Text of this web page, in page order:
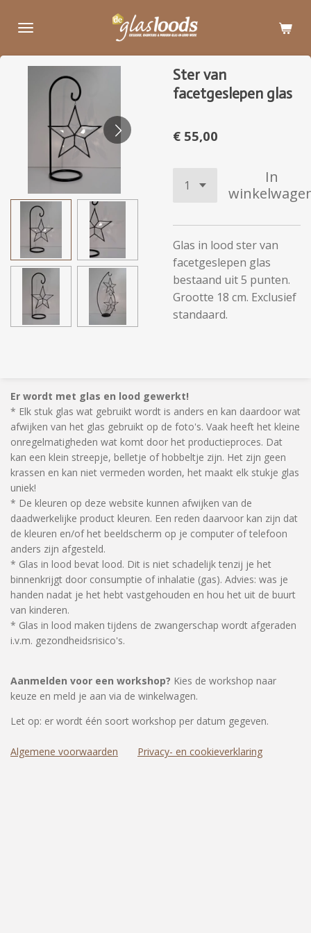
direct
hoofdinhoud
Ster van
facetgeslepen glas
€ 55,00
In
Glas in lood ster van
facetgeslepen glas
bestaand uit 5 punten.
Grootte 18 cm. Exclusief
standaard.
Er wordt met glas en lood gewerkt!
* Elk stuk glas wat gebruikt wordt is anders en kan daardoor wat
afwijken van het glas gebruikt op de foto's. Vaak heeft het kleine
onregelmatigheden wat komt door het productieproces. Dat
kan een klein streepje, belletje of hobbeltje zijn. Het zijn geen
krassen en kan niet vermeden worden, het maakt elk stukje glas
uniek!
* De kleuren op deze website kunnen afwijken van de
daadwerkelijke product kleuren. Een reden daarvoor kan zijn dat
de kleuren en/of het beeldscherm op je computer of telefoon
anders zijn afgesteld.
* Glas in lood bevat lood. Dit is niet schadelijk tenzij je het
binnenkrijgt door consumptie of inhalatie (gas). Advies: was je
handen nadat je het hebt vastgehouden en hou het uit de buurt
van kinderen.
* Glas in lood maken tijdens de zwangerschap wordt afgeraden
i.v.m. gezondheidsrisico's.
Aanmelden voor een workshop? Kies de workshop naar
keuze en meld je aan via de winkelwagen.
Let op: er wordt één soort workshop per datum gegeven.
Algemene voorwaarden Privacy- en cookieverklaring